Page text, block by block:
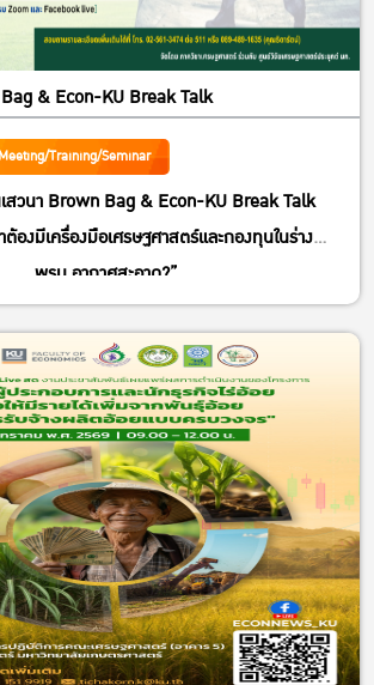
& Econ-KU Break Talk
Meeting/Training/Seminar
สวนา Brown Bag & Econ-KU Break Talk
ต้องมีเครื่องมือเศรษฐศาสตร์และกองทุนในร่าง
พรบ.อากาศสะอาด?”
ธันวาคม 2568 เวลา 09.30 – 11.30 น.
ชั้น 2 อาคารปฏิบัติการคณะเศรษฐศาสตร์
าลัยเกษตรศาสตร์ หรือทางออนไลน์
https://zoom.us/j/94775172589?
Meeting ID: 947 7517 2589
Passcode: 706749
Facebook live
economicskasetsart
ารถลงทะเบียนเข้าร่วมที่ Link >>
7ptBK2aLwgRsYFWN7